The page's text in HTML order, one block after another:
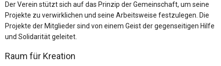
Der Verein stützt sich auf das Prinzip der Gemeinschaft, um seine
Projekte zu verwirklichen und seine Arbeitsweise festzulegen. Die
Projekte der Mitglieder sind von einem Geist der gegenseitigen Hilfe
und Solidarität geleitet.
Raum für Kreation